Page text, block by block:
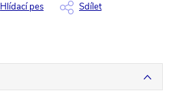
Hlídací pes Sdílet